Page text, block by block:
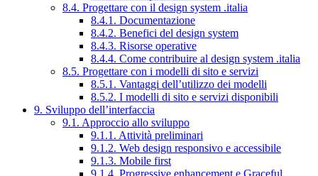
8.4. Progettare con il design system .italia
8.4.1. Documentazione
8.4.2. Benefici del design system
8.4.3. Risorse operative
8.4.4. Come contribuire al design system .italia
8.5. Progettare con i modelli di sito e servizi
8.5.1. Vantaggi dell’utilizzo dei modelli
8.5.2. I modelli di sito e servizi disponibili
9. Sviluppo dell’interfaccia
9.1. Approccio allo sviluppo
9.1.1. Attività preliminari
9.1.2. Web design responsivo e accessibile
9.1.3. Mobile first
9.1.4. Progressive enhancement e Graceful